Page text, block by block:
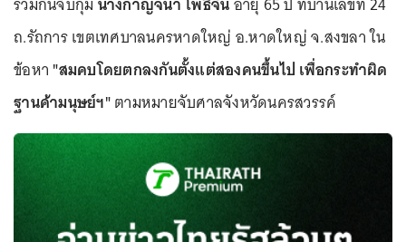
ถ.รัถการ เขตเทศบาลนครหาดใหญ่ อ.หาดใหญ่ จ.สงขลา ใน
ข้อหา "สมคบโดยตกลงกันตั้งแต่สองคนขึ้นไป เพื่อกระทำผิด
ฐานค้ามนุษย์ฯ"ตามหมายจับศาลจังหวัดนครสวรรค์